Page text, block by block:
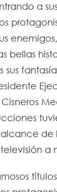
a
bellas
sus
de
a